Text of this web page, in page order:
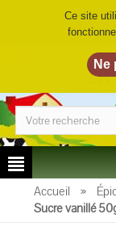
Accueil »
Sucre vanillé
Ce site